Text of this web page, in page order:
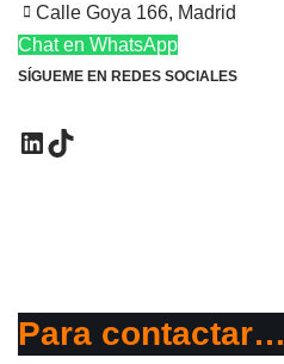
Calle Goya 166, Madrid
Chat en WhatsApp
SÍGUEME EN REDES SOCIALES
Para contactar…